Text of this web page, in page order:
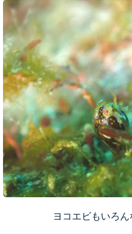
ヨコエビもいろ